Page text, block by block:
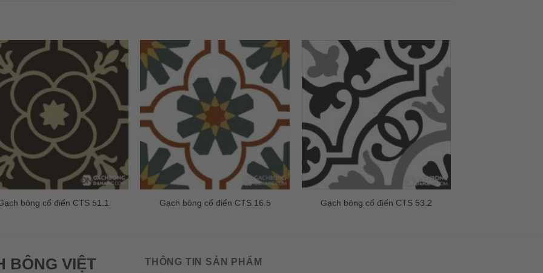
bông cổ điển CTS 51.1 Gạch bông cổ điển CTS 16.5 Gạch bông cổ điển CTS 53.2
BÔNG VIỆT
THÔNG TIN SẢN PHẨM